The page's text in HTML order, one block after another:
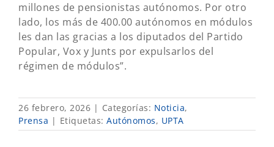
millones de pensionistas autónomos. Por otro
lado, los más de 400.00 autónomos en módulos
les dan las gracias a los diputados del Partido
Popular, Vox y Junts por expulsarlos del
régimen de módulos”.
26 febrero, 2026 | Categorías: Noticia,
Prensa | Etiquetas: Autónomos, UPTA